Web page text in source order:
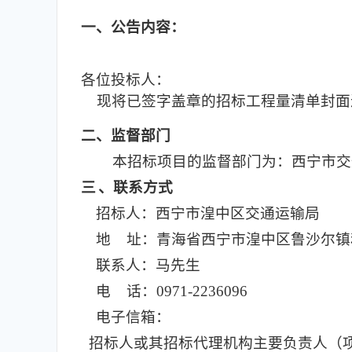
一、公告内容：
各位投标人：
现将已签字盖章的招标工程量清单封
二、监督部门
本招标项目的监督部门为：西宁市
三、联系方式
招标人：西宁市湟中区交通运输局
地 址：青海省西宁市湟中区鲁沙尔镇
联系人：马先生
电 话：0971-2236096
电子信箱：
招标人或其招标代理机构主要负责人（